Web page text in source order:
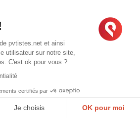
Confidentialité
Médias
pvtistes.net et ainsi
utilisateur sur notre site,
C'est ok pour vous ?
certifiés par
Je choisis OK pour moi